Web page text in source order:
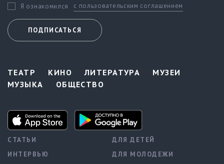
Я ознакомился с пользовательским соглашением
ПОДПИСАТЬСЯ
ТЕАТР КИНО ЛИТЕРАТУРА
МУЗЕИ
МУЗЫКА
ОБЩЕСТВО
СТАТЬИ
ИНТЕРВЬЮ
ДЛЯ ДЕТЕЙ
ДЛЯ МОЛОДЕЖИ